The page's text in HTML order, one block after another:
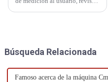
Búsqueda Relacionada
Famoso acerca de la máquina